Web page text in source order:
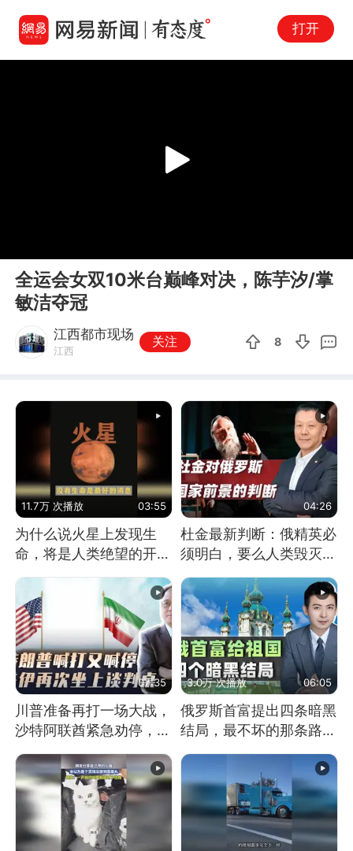
打开
Play
全运会女双10米台巅峰对决，陈芋汐/掌
敏洁夺冠
江西都市现场
江西
关注 8
11.7万 次播放 03:55
为什么说火星上发现生
命，将是人类绝望的开
始？
04:26
杜金最新判断：俄精英必
须明白，要么人类毁灭，
要么俄毁灭
07:35
川普准备再打一场大战，
沙特阿联酋紧急劝停，美
3.0万 次播放 06:05
俄罗斯首富提出四条暗黑
结局，最不坏的那条路是